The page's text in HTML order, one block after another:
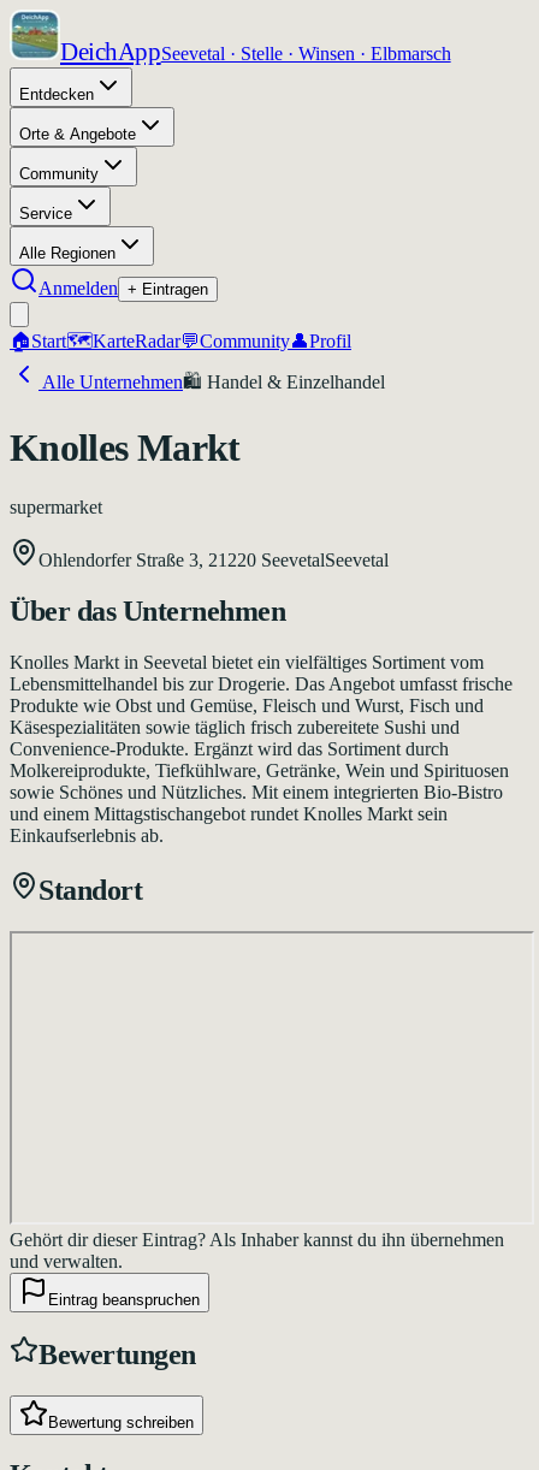
DeichAppSeevetal · Stelle · Winsen · Elbmarsch
Entdecken
Orte & Angebote
Community
Service
Alle Regionen
Anmelden + Eintragen
🏠Start🗺️KarteRadar💬Community👤Profil
Alle Unternehmen🛍️ Handel & Einzelhandel
Knolles Markt
supermarket
Ohlendorfer Straße 3, 21220 SeevetalSeevetal
Über das Unternehmen
Knolles Markt in Seevetal bietet ein vielfältiges Sortiment vom
Lebensmittelhandel bis zur Drogerie. Das Angebot umfasst frische
Produkte wie Obst und Gemüse, Fleisch und Wurst, Fisch und
Käsespezialitäten sowie täglich frisch zubereitete Sushi und
Convenience-Produkte. Ergänzt wird das Sortiment durch
Molkereiprodukte, Tiefkühlware, Getränke, Wein und Spirituosen
sowie Schönes und Nützliches. Mit einem integrierten Bio-Bistro
und einem Mittagstischangebot rundet Knolles Markt sein
Einkaufserlebnis ab.
Standort
Gehört dir dieser Eintrag? Als Inhaber kannst du ihn übernehmen
und verwalten.
Eintrag beanspruchen
Bewertungen
Bewertung schreiben